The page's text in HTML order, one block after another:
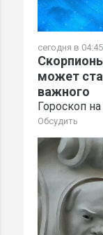
сегодня в 04:45
может
важного
Гороскоп
Обсудить